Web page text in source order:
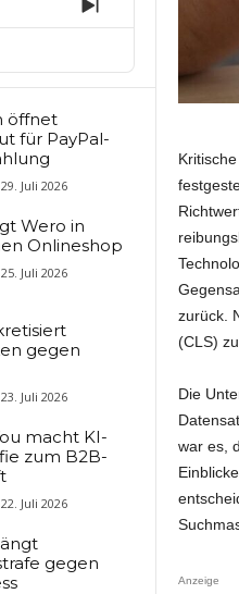
zurück.
(CLS)
Die
war es,
Anzeige
Next
Episode
öffnet
für PayPal-
29. Juli 2026
Wero in
Onlineshop
25. Juli 2026
gegen
23. Juli 2026
macht KI-
zum B2B-
22. Juli 2026
gegen